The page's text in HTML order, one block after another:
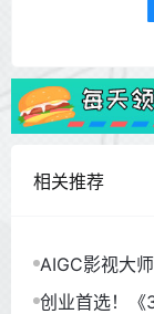
相关推荐
AIGC影视大
创业首选！《